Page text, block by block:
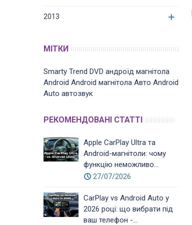
2013
МІТКИ
Smarty Trend DVD андроїд магнітола
Android Android магнітола Авто Android
Auto автозвук
РЕКОМЕНДОВАНІ СТАТТІ
Apple CarPlay Ultra та
Android-магнітоли: чому
функцію неможливо...
27/07/2026
CarPlay vs Android Auto у
2026 році: що вибрати під
ваш телефон -...